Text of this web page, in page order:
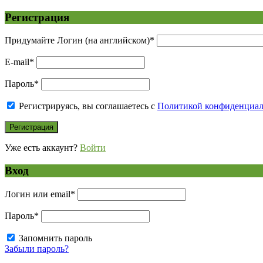
Регистрация
Придумайте Логин (на английском)*
E-mail*
Пароль*
Регистрируясь, вы соглашаетесь с Политикой
Уже есть аккаунт? Войти
Вход
Логин или email*
Пароль*
Запомнить пароль
Забыли пароль?